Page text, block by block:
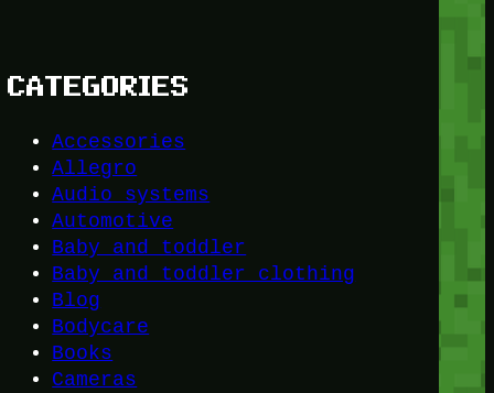
CATEGORIES
Accessories
Allegro
Audio systems
Automotive
Baby and toddler
Baby and toddler clothing
Blog
Bodycare
Books
Cameras